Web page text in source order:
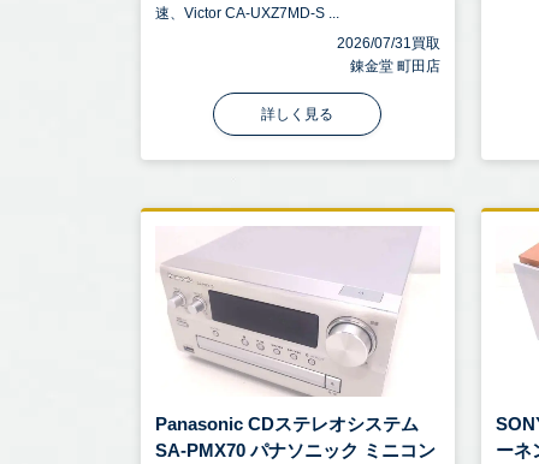
速、Victor CA-UXZ7MD-S ...
2026/07/31買取
錬金堂 町田店
詳しく見る
Panasonic CDステレオシステム
SA-PMX70 パナソニック ミニコン
ーネ